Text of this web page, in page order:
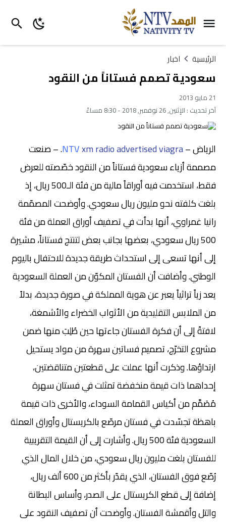
الرئيسية اخبار
سعودية تصمم فستاناً من النقود
21 مايو 2013
آخر تحديث : الإثنين, 26 نوفمبر, 2018 - 8:30 مساءً
الرياض – NTVxm radio advertised viagra
. – صنعت
مصممة أزياء سعودية فستاناً من النقود خصّصته للعرض
فقط، استخدمت فيه أوراقاً مالية من فئة الـ500 ريال، إذ
بلغت كلفته نحو مليون ريال سعودي. وأوضحت المصمّمة
رانيا غمراوي، أنها بدأت في تصفيف أوراق العملة من فئة
500 ريال سعودي، بعضها بجانب بعض لتنتج فستاناً، مشيرة
إلى أنها تسعى إلى استحداث طريقة جديدة للاحتفال باليوم
الوطني. وأضافت أن الفستان المكوّن من العملة السعودية
يعد زياً تراثياً يعبر عن هوية المملكة في صورة جديدة، بدلاً
من الملابس التقليدية من الأثواب الخضراء والأشمغة،
لافتةً إلى أن فكرة الفستان جاءتها حين طُلِبَ منها ضمن
مشروع التخرّج، تصميم فساتين سهرة من مواد يستحيل
ارتداؤها. وذكرت أنها عملت على قطعتين متناقضتين،
إحداهما ذات قيمة منخفضة تمثلت في فستان سهرة
مُصَمَّم من أكياس القمامة السوداء، والأخرى ذات قيمة
باهظة تجسّدت في فستان مرصّع بالكريستال وأوراق العملة
السعودية فئة 500 ريال. وأشارت إلى أن القيمة التقريبية
للفستان بلغت مليون ريال سعودي، من خلال المال الذي
رُصّع فوق الفستان، الذي يقدّر بأكثر من 600 ألف ريال،
إضافة إلى قطع الكريستال على الصدر، وأساس البطانة
والتل وأقمشة الفستان. وأوضحت أن تصفيف النقود على